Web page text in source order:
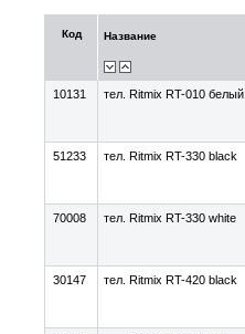
Код Название
10131 тел. Ritmix RT-010 белый
51233 тел. Ritmix RT-330 black
70008 тел. Ritmix RT-330 white
30147 тел. Ritmix RT-420 black